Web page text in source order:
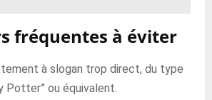
fréquentes à éviter
à slogan trop direct, du type
Potter” ou équivalent.